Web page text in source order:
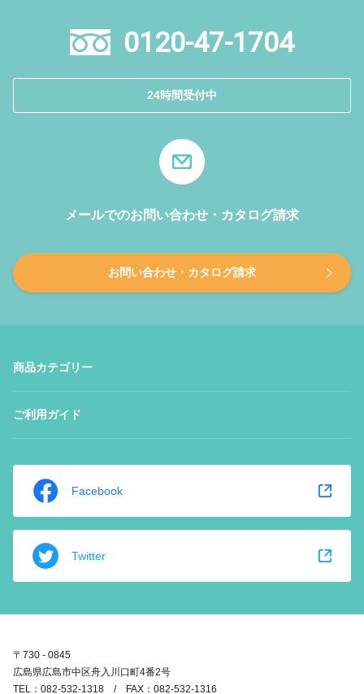
0120-47-1704
24時間受付中
メールでのお問い合わせ・カタログ請求
お問い合わせ・カタログ請求
商品カテゴリー
ご利用ガイド
Facebook
Twitter
〒730 - 0845
広島県広島市中区舟入川口町4番2号
TEL：082-532-1318 / FAX：082-532-1316